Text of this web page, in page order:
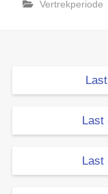
Vertrekperiode
Last
Last